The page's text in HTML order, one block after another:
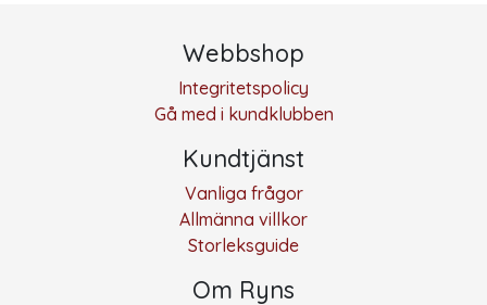
Webbshop
Integritetspolicy
Gå med i kundklubben
Kundtjänst
Vanliga frågor
Allmänna villkor
Storleksguide
Om Ryns